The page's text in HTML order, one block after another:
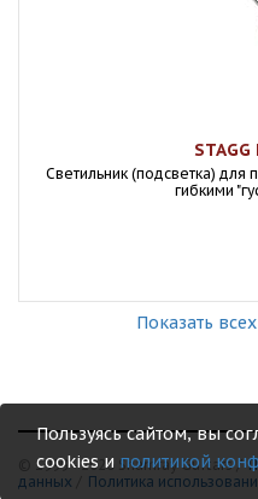
Светильник (подсветка) для
гибкими
Показать
© 1999 - 2026 Shamray Guitars /
данных
Политика
Пользуясь сайтом, вы
cookies и политикой